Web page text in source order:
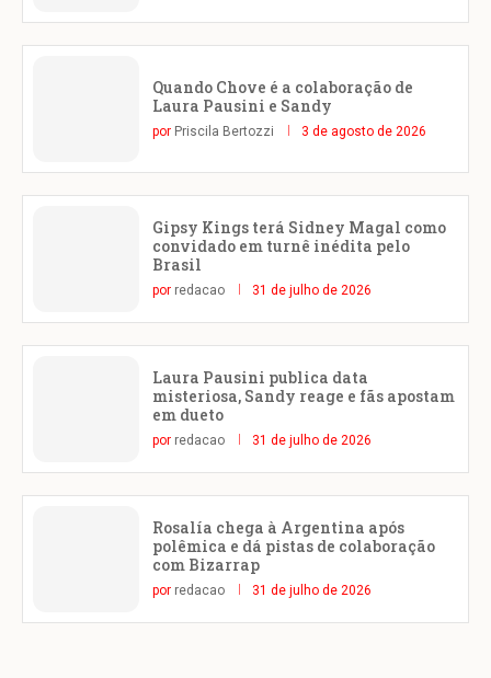
Quando Chove é a colaboração de
Laura Pausini e Sandy
por Priscila Bertozzi 3 de agosto de 2026
Gipsy Kings terá Sidney Magal como
convidado em turnê inédita pelo
Brasil
por redacao 31 de julho de 2026
Laura Pausini publica data
misteriosa, Sandy reage e fãs apostam
em dueto
por redacao 31 de julho de 2026
Rosalía chega à Argentina após
polêmica e dá pistas de colaboração
com Bizarrap
por redacao 31 de julho de 2026